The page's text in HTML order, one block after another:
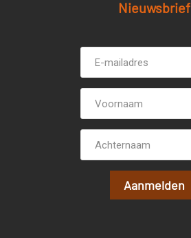
Nieuwsbrief
mailadres *